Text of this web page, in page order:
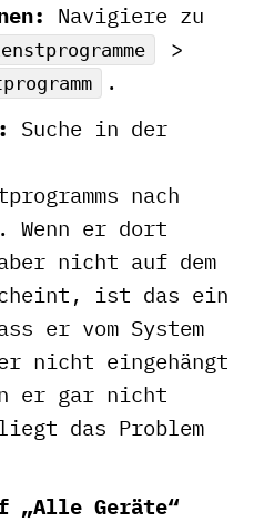
Navigiere zu
>
.
Suche in der
nach
Wenn er dort
nicht auf dem
ist das ein
er vom System
nicht eingehängt
er gar nicht
das Problem
„Alle Geräte“